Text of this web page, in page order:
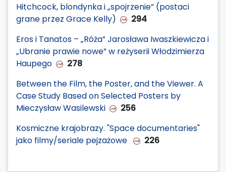
Hitchcock, blondynka i „spojrzenie” (postaci
grane przez Grace Kelly)
294
Eros i Tanatos – „Róża” Jarosława Iwaszkiewicza i
„Ubranie prawie nowe” w reżyserii Włodzimierza
Haupego
278
Between the Film, the Poster, and the Viewer. A
Case Study Based on Selected Posters by
Mieczysław Wasilewski
256
Kosmiczne krajobrazy. "Space documentaries"
jako filmy/seriale pejzażowe
226